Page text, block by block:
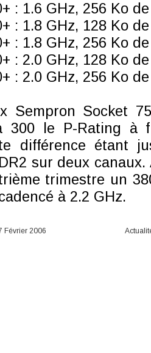
: 1.6 GHz, 256 Ko
: 1.8 GHz, 128 Ko
: 1.8 GHz, 256 Ko
: 2.0 GHz, 128 Ko
: 2.0 GHz, 256 Ko
Sempron Socket
300 le P-Rating à
différence étant
sur deux
trimestre un
à 2.2 GHz.
Février 2006